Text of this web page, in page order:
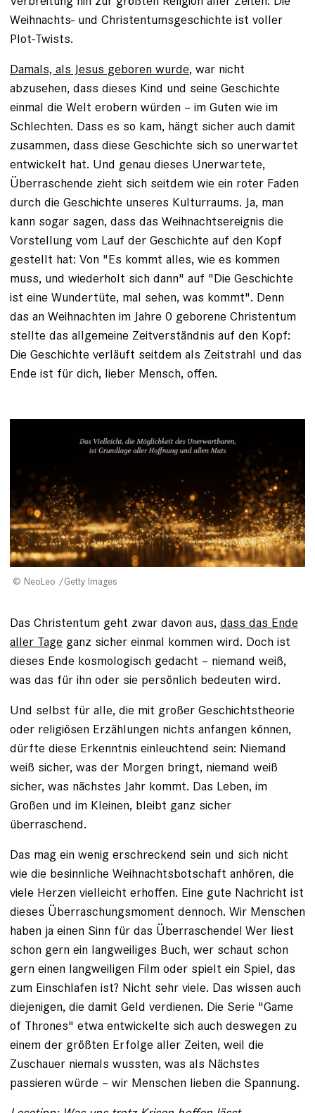
Weihnachts- und Christentumsgeschichte ist voller
Plot-Twists.
Damals, als Jesus geboren wurde, war nicht
abzusehen, dass dieses Kind und seine Geschichte
einmal die Welt erobern würden – im Guten wie im
Schlechten. Dass es so kam, hängt sicher auch damit
zusammen, dass diese Geschichte sich so unerwartet
entwickelt hat. Und genau dieses Unerwartete,
Überraschende zieht sich seitdem wie ein roter Faden
durch die Geschichte unseres Kulturraums. Ja, man
kann sogar sagen, dass das Weihnachtsereignis die
Vorstellung vom Lauf der Geschichte auf den Kopf
gestellt hat: Von "Es kommt alles, wie es kommen
muss, und wiederholt sich dann" auf "Die Geschichte
ist eine Wundertüte, mal sehen, was kommt". Denn
das an Weihnachten im Jahre 0 geborene Christentum
stellte das allgemeine Zeitverständnis auf den Kopf:
Die Geschichte verläuft seitdem als Zeitstrahl und das
Ende ist für dich, lieber Mensch, offen.
NeoLeo /Getty Images
Das Christentum geht zwar davon aus, dass das Ende
aller Tage ganz sicher einmal kommen wird. Doch ist
dieses Ende kosmologisch gedacht – niemand weiß,
was das für ihn oder sie persönlich bedeuten wird.
Und selbst für alle, die mit großer Geschichtstheorie
oder religiösen Erzählungen nichts anfangen können,
dürfte diese Erkenntnis einleuchtend sein: Niemand
weiß sicher, was der Morgen bringt, niemand weiß
sicher, was nächstes Jahr kommt. Das Leben, im
Großen und im Kleinen, bleibt ganz sicher
überraschend.
Das mag ein wenig erschreckend sein und sich nicht
wie die besinnliche Weihnachtsbotschaft anhören, die
viele Herzen vielleicht erhoffen. Eine gute Nachricht ist
dieses Überraschungsmoment dennoch. Wir Menschen
haben ja einen Sinn für das Überraschende! Wer liest
schon gern ein langweiliges Buch, wer schaut schon
gern einen langweiligen Film oder spielt ein Spiel, das
zum Einschlafen ist? Nicht sehr viele. Das wissen auch
diejenigen, die damit Geld verdienen. Die Serie "Game
of Thrones" etwa entwickelte sich auch deswegen zu
einem der größten Erfolge aller Zeiten, weil die
Zuschauer niemals wussten, was als Nächstes
passieren würde – wir Menschen lieben die Spannung.